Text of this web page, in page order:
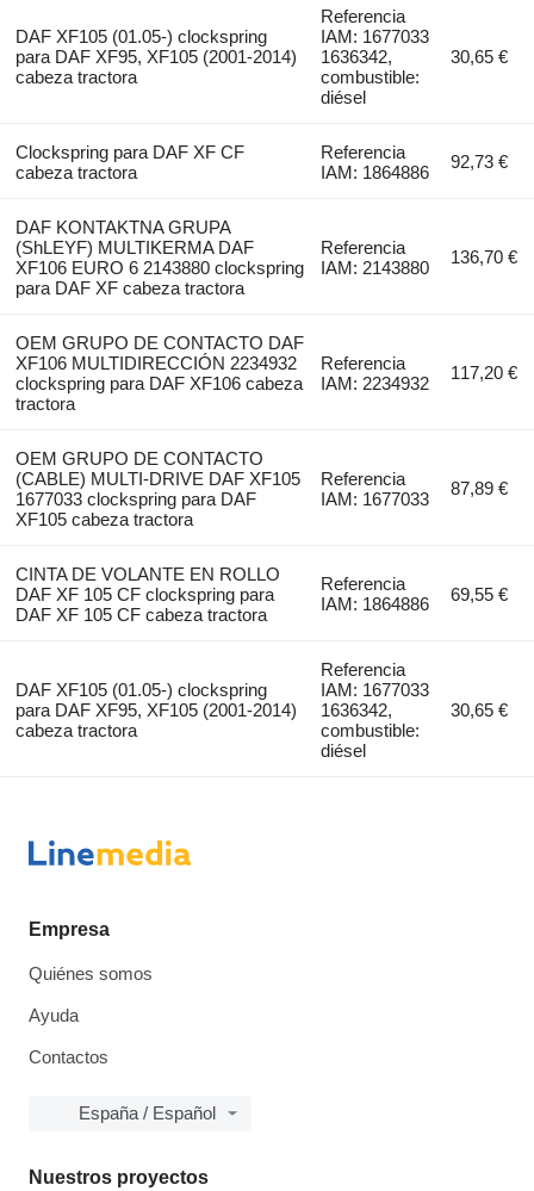
DAF XF105 (01.05-) clockspring
para DAF XF95, XF105 (2001-2014)
cabeza tractora
Referencia
IAM: 1677033
1636342,
combustible:
diésel
30,65 €
Clockspring para DAF XF CF
cabeza tractora
Referencia
IAM: 1864886
92,73 €
DAF KONTAKTNA GRUPA
(ShLEYF) MULTIKERMA DAF
XF106 EURO 6 2143880 clockspring
para DAF XF cabeza tractora
Referencia
IAM: 2143880
136,70 €
OEM GRUPO DE CONTACTO DAF
XF106 MULTIDIRECCIÓN 2234932
clockspring para DAF XF106 cabeza
tractora
Referencia
IAM: 2234932
117,20 €
OEM GRUPO DE CONTACTO
(CABLE) MULTI-DRIVE DAF XF105
1677033 clockspring para DAF
XF105 cabeza tractora
Referencia
IAM: 1677033
87,89 €
CINTA DE VOLANTE EN ROLLO
DAF XF 105 CF clockspring para
DAF XF 105 CF cabeza tractora
Referencia
IAM: 1864886
69,55 €
DAF XF105 (01.05-) clockspring
para DAF XF95, XF105 (2001-2014)
cabeza tractora
Referencia
IAM: 1677033
1636342,
combustible:
diésel
30,65 €
Empresa
Quiénes somos
Ayuda
Contactos
España / Español
Nuestros proyectos